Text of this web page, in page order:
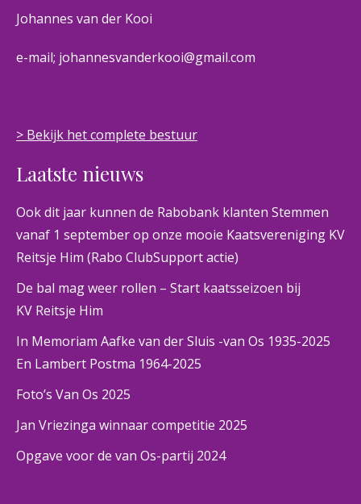
Johannes van der Kooi
e-mail; johannesvanderkooi@gmail.com
> Bekijk het complete bestuur
Laatste nieuws
Ook dit jaar kunnen de Rabobank klanten Stemmen
vanaf 1 september op onze mooie Kaatsvereniging KV
Reitsje Him (Rabo ClubSupport actie)
De bal mag weer rollen – Start kaatsseizoen bij
KV Reitsje Him
In Memoriam Aafke van der Sluis -van Os 1935-2025
En Lambert Postma 1964-2025
Foto’s Van Os 2025
Jan Vriezinga winnaar competitie 2025
Opgave voor de van Os-partij 2024